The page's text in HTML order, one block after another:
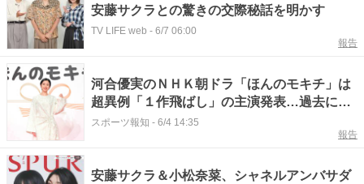
安藤サクラとの驚きの交際秘話を明かす
TV LIFE web - 6/7 06:00
報告
河合優実のＮＨＫ朝ドラ「ほんのモキチ」は
超異例「１作飛ばし」の主演発表…過去には
「なつぞら」広瀬すずが「まんぷく」安藤サ
スポーツ報知 - 6/4 14:35
報告
安藤サクラ＆小松奈菜、シャネルアンバサダ